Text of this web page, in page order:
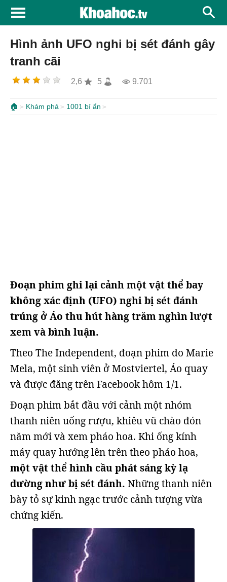
Hình ảnh UFO nghi bị sét đánh gây
tranh cãi
2,6 5 9.701
🏠 Khám phá 1001 bí ẩn
Đoạn phim ghi lại cảnh một vật thể bay
không xác định (UFO) nghi bị sét đánh
trúng ở Áo thu hút hàng trăm nghìn lượt
xem và bình luận.
Theo The Independent, đoạn phim do Marie
Mela, một sinh viên ở Mostviertel, Áo quay
và được đăng trên Facebook hôm 1/1.
Đoạn phim bắt đầu với cảnh một nhóm
thanh niên uống rượu, khiêu vũ chào đón
năm mới và xem pháo hoa. Khi ống kính
máy quay hướng lên trên theo pháo hoa,
một vật thể hình cầu phát sáng kỳ lạ
dường như bị sét đánh. Những thanh niên
bày tỏ sự kinh ngạc trước cảnh tượng vừa
chứng kiến.